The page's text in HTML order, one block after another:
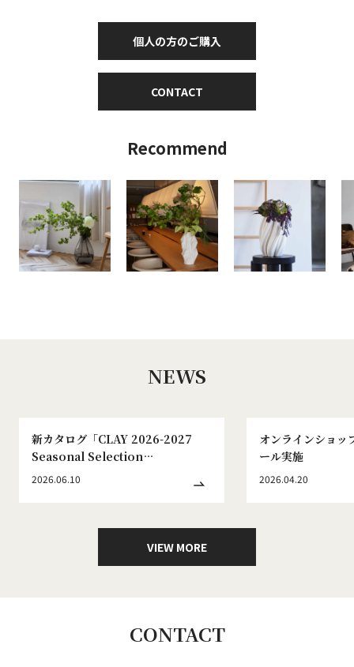
個人の方のご購入
CONTACT
Recommend
NEWS
新カタログ「CLAY 2026-2027
Seasonal Selection
WINTER&SPRING No.186」発刊
2026.06.10
オンラインショッ
ール実施
2026.04.20
VIEW MORE
CONTACT